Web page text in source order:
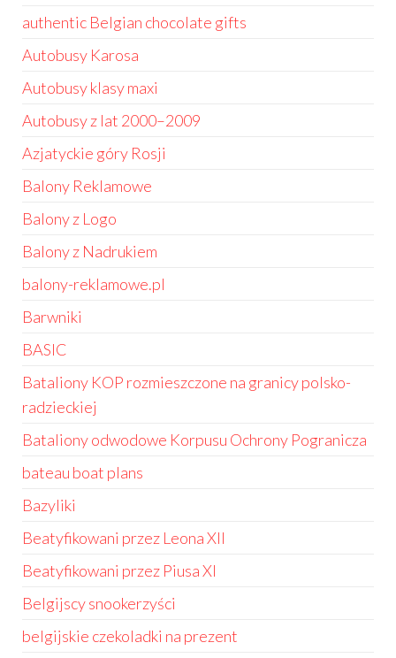
authentic Belgian chocolate gifts
Autobusy Karosa
Autobusy klasy maxi
Autobusy z lat 2000–2009
Azjatyckie góry Rosji
Balony Reklamowe
Balony z Logo
Balony z Nadrukiem
balony-reklamowe.pl
Barwniki
BASIC
Bataliony KOP rozmieszczone na granicy polsko-
radzieckiej
Bataliony odwodowe Korpusu Ochrony Pogranicza
bateau boat plans
Bazyliki
Beatyfikowani przez Leona XII
Beatyfikowani przez Piusa XI
Belgijscy snookerzyści
belgijskie czekoladki na prezent